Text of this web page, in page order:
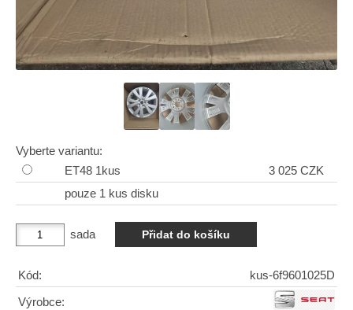
Vyberte variantu:
ET48 1kus
3 025 CZK
pouze 1 kus disku
sada
Kód: kus-6f9601025D
Výrobce: